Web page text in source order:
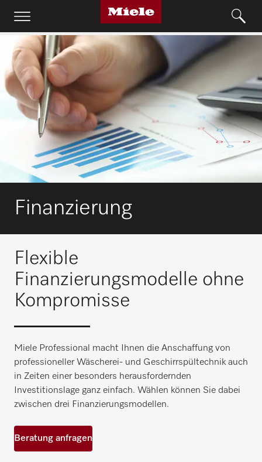
Finanzierung
Flexible
Finanzierungsmodelle ohne
Kompromisse
Miele Professional macht Ihnen die Anschaffung von
professioneller Wäscherei- und Geschirrspültechnik auch
in Zeiten einer besonders herausfordernden
Investitionslage ganz einfach. Wählen können Sie dabei
zwischen drei Finanzierungsmodellen.
Beratung anfragen